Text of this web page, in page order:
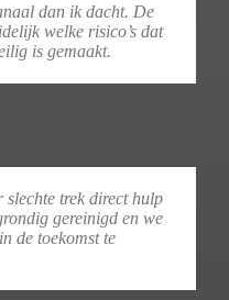
dan ik dacht. De
welke risico’s dat
is gemaakt.
slechte trek direct hulp
gereinigd en we
de toekomst te